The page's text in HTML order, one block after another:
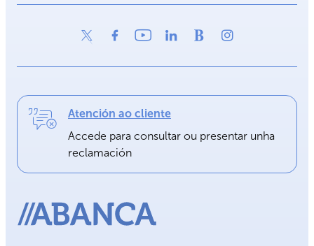
Atención ao cliente
Accede para consultar ou presentar unha
reclamación